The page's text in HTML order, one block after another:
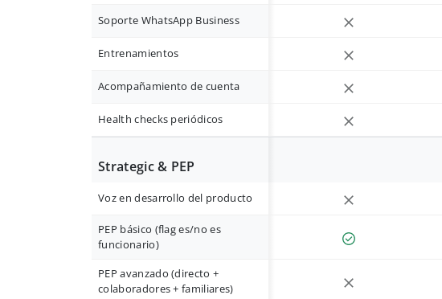
Soporte WhatsApp Business
Entrenamientos
Acompañamiento de cuenta
Health checks periódicos
Strategic & PEP
Voz en desarrollo del producto
PEP básico (flag es/no es
funcionario)
PEP avanzado (directo +
colaboradores + familiares)